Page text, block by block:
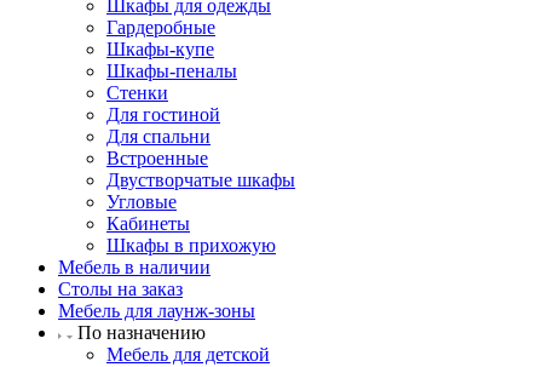
Шкафы для одежды
Гардеробные
Шкафы-купе
Шкафы-пеналы
Стенки
Для гостиной
Для спальни
Встроенные
Двустворчатые шкафы
Угловые
Кабинеты
Шкафы в прихожую
Мебель в наличии
Столы на заказ
Мебель для лаунж-зоны
По назначению
Мебель для детской